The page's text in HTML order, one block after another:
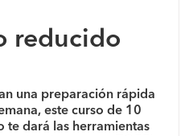
reducido
una preparación rápida
este curso de 10
te dará las herramientas